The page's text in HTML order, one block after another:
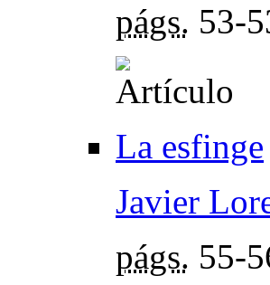
págs. 53-
La esfinge
Javier
págs. 55-